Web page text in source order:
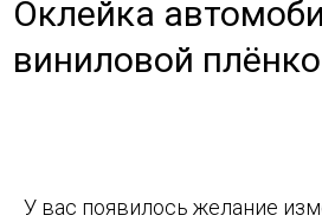
Оклейка
виниловой
У вас появилось желание